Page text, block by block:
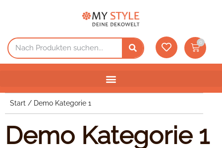
0
Start / Demo Kategorie 1
Demo Kategorie 1